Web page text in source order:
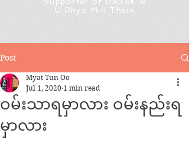
U Phyo Min Thein
Post
ဝမ်းသာရမှာလား ဝမ်းနည်းရ
မှာလား
Myat Tun Oo
Jul 1, 2020 1 min read